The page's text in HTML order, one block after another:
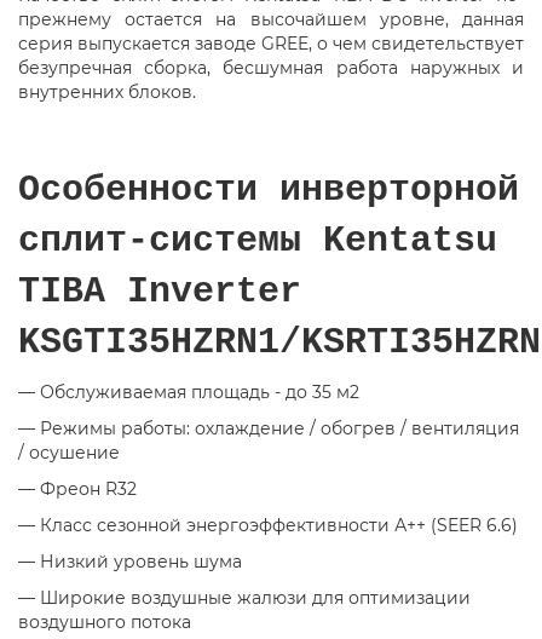
прежнему остается на высочайшем уровне, данная
серия выпускается заводе GREE, о чем свидетельствует
безупречная сборка, бесшумная работа наружных и
внутренних блоков.
Особенности инверторной
сплит-системы Kentatsu
TIBA Inverter
KSGTI35HZRN1/
— Обслуживаемая площадь - до 35 м2
— Режимы работы: охлаждение / обогрев / вентиляция
/ осушение
— Фреон R32
— Класс сезонной энергоэффективности А++ (SEER 6.6)
— Низкий уровень шума
— Широкие воздушные жалюзи для оптимизации
воздушного потока